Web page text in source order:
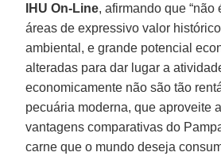
IHU On-Line, afirmando que “não
áreas de expressivo valor
ambiental, e grande potencial
alteradas para dar lugar a
economicamente não são tão
pecuária moderna, que aproveite
vantagens comparativas do
carne que o mundo deseja